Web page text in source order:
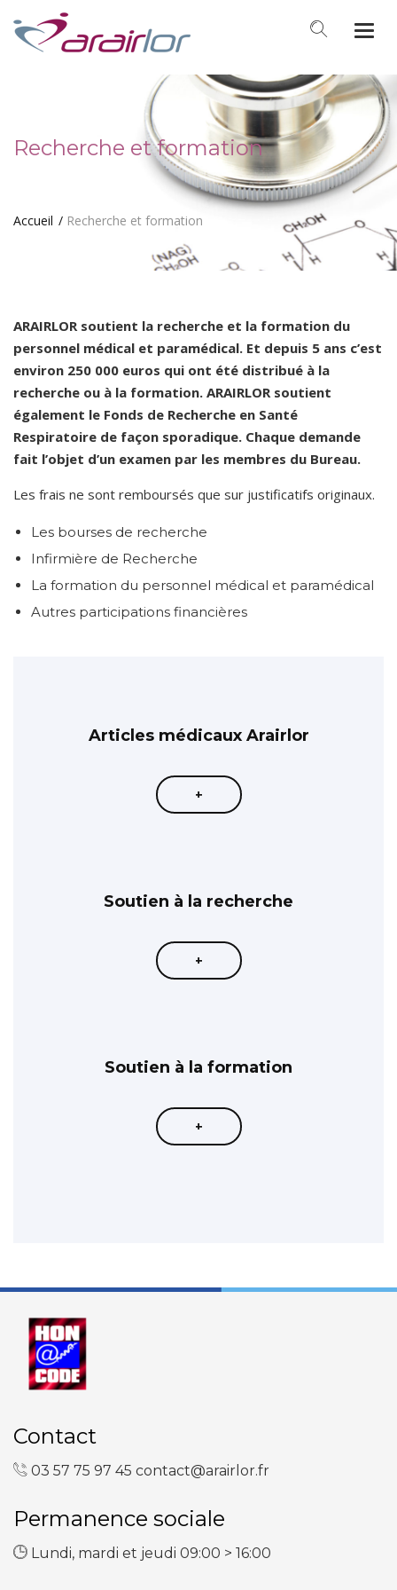
Recherche et formation
Accueil Recherche et formation
ARAIRLOR soutient la recherche et la formation du
personnel médical et paramédical. Et depuis 5 ans c’est
environ 250 000 euros qui ont été distribué à la
recherche ou à la formation. ARAIRLOR soutient
également le Fonds de Recherche en Santé
Respiratoire de façon sporadique. Chaque demande
fait l’objet d’un examen par les membres du Bureau.
Les frais ne sont remboursés que sur justificatifs originaux.
Les bourses de recherche
Infirmière de Recherche
La formation du personnel médical et paramédical
Autres participations financières
Articles médicaux Arairlor
+
Soutien à la recherche
+
Soutien à la formation
+
Contact
03 57 75 97 45 contact@arairlor.fr
Permanence sociale
Lundi, mardi et jeudi 09:00 > 16:00